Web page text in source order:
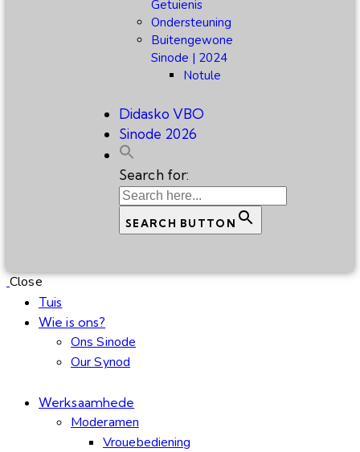
Getuienis
Ondersteuning
Buitengewone
Sinode | 2024
Notule
Didasko VBO
Sinode 2026
Search for:
SEARCH BUTTON
Close
Tuis
Wie is ons?
Ons Sinode
Our Synod
Werksaamhede
Moderamen
Vrouebediening